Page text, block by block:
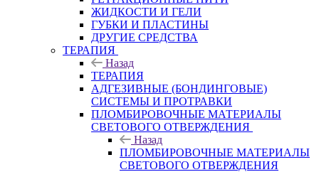
ЖИДКОСТИ И ГЕЛИ
ГУБКИ И ПЛАСТИНЫ
ДРУГИЕ СРЕДСТВА
ТЕРАПИЯ
Назад
ТЕРАПИЯ
АДГЕЗИВНЫЕ (БОНДИНГОВЫЕ)
СИСТЕМЫ И ПРОТРАВКИ
ПЛОМБИРОВОЧНЫЕ МАТЕРИАЛЫ
СВЕТОВОГО ОТВЕРЖДЕНИЯ
Назад
ПЛОМБИРОВОЧНЫЕ МАТЕРИАЛЫ
СВЕТОВОГО ОТВЕРЖДЕНИЯ